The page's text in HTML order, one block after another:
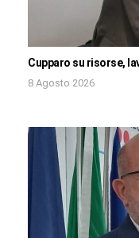
Cupparo su risorse,
8 Agosto 2026